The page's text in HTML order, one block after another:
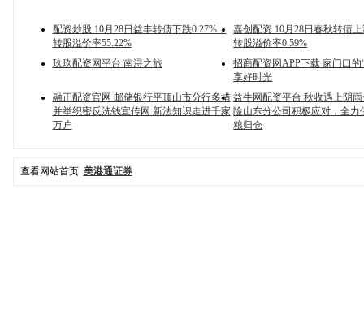
配资炒股 10月28日益丰转债下跌0.27%，
转股溢价率55.22%
嘉创配资 10月28日春秋转债
转股溢价率0.59%
玖玖配资网平台 南浔之旅
招商配资网APP下载 家门口的
享好时光
融正配资官网 邮储银行平顶山市分行多措
并举织密反洗钱宣传网 新法知识走进千家
万户
益牛网配资平台 秋收遇上阴
险山东分公司积极应对，全力
粮归仓
查看网站首页: 美港通证券